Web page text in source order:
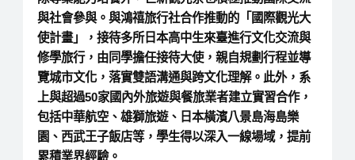
與社會參與。與鴻禧旅行社合作推動的「國際觀光大
使計畫」，接待多所日本高中生來臺進行文化交流與
修學旅行，由同學擔任接待大使，親自規劃行程並導
覽城市文化，落實雙語溝通與跨文化理解。此外，系
上與超過50家國內外旅遊與餐旅業者建立實習合作，
包括中華航空、雄獅旅遊、日本橫濱八景島海島樂
園、西武王子飯店等，學生得以深入一線場域，提前
累積業界經驗。